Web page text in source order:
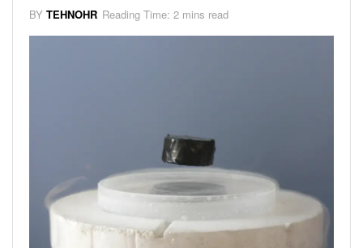
BY TEHNOHR Reading Time: 2 mins read